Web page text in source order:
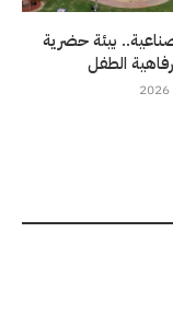
بيئة حضرية
الطفل